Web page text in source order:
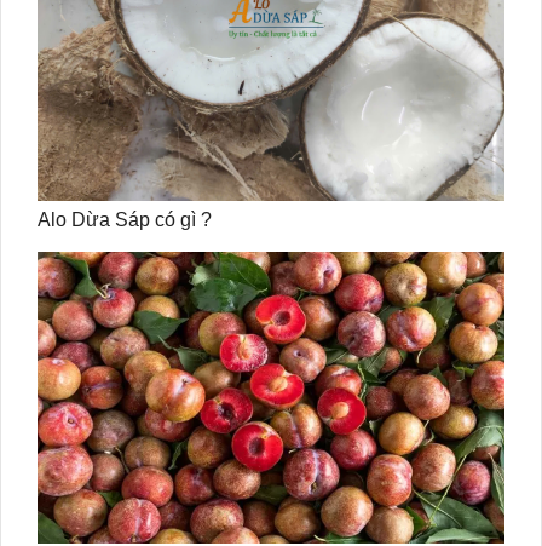
Alo Dừa Sáp có gì ?